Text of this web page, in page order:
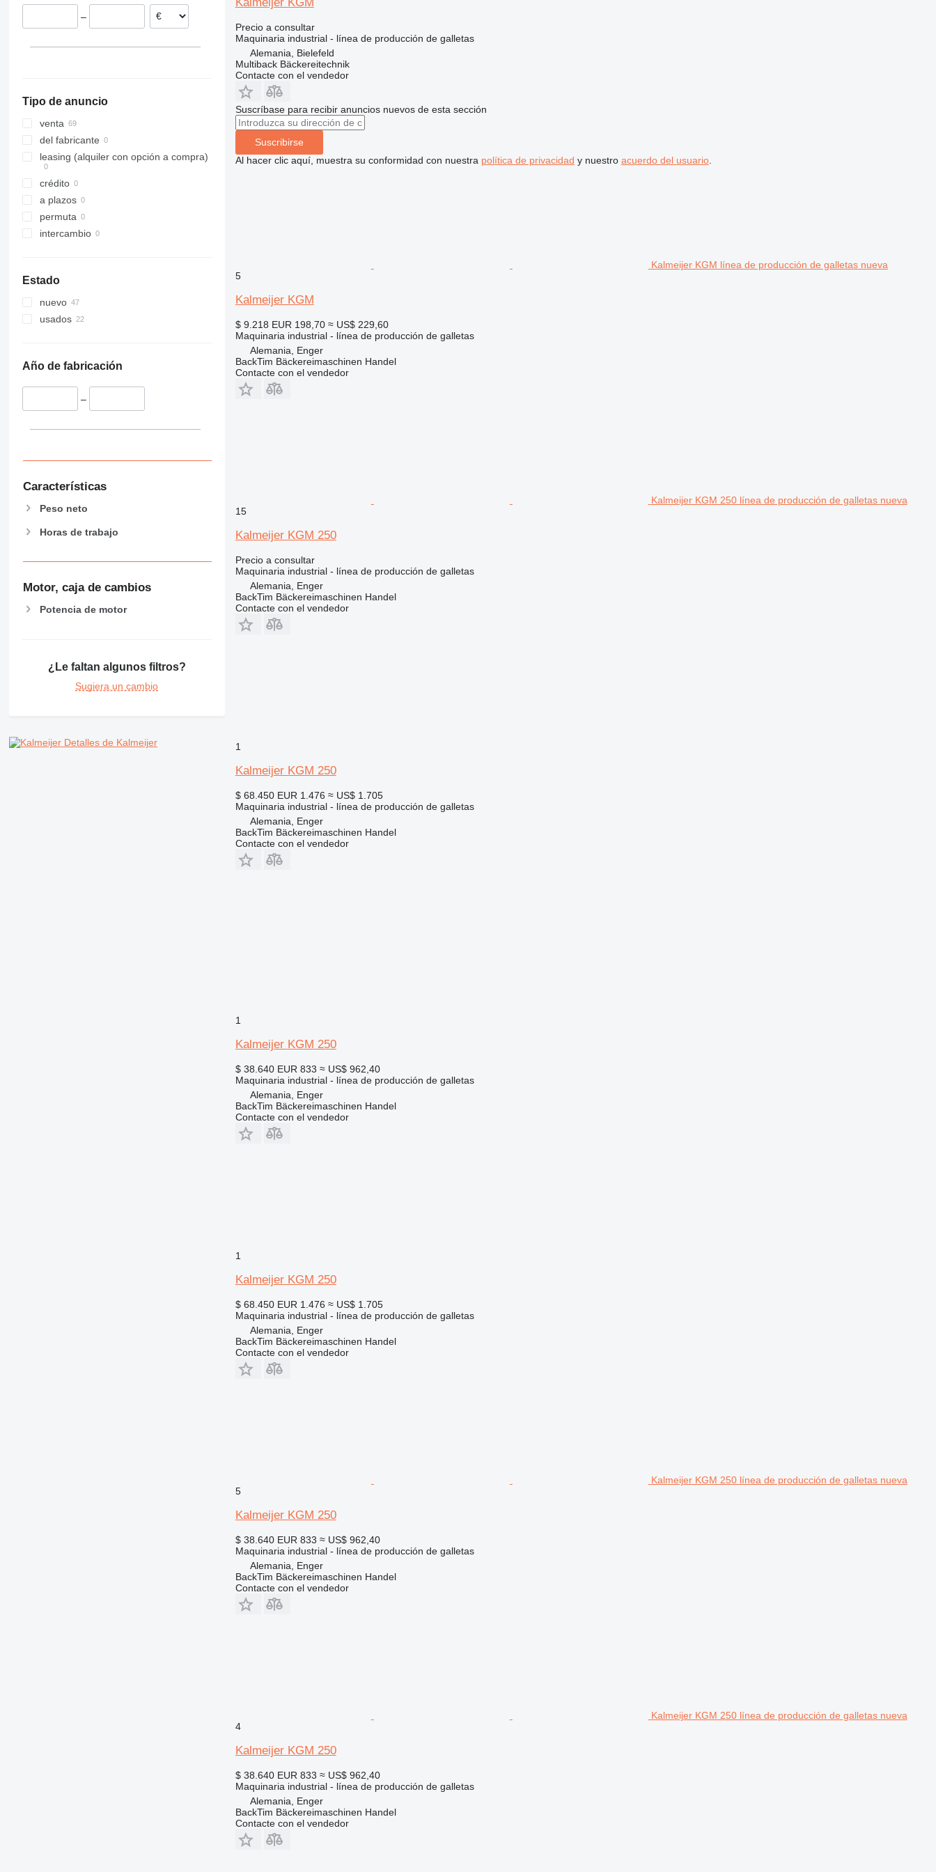
–
Tipo de anuncio
venta
del fabricante
leasing (alquiler con opción a compra)
crédito
a plazos
permuta
intercambio
Estado
nuevo
usados
Año de fabricación
–
Características
Peso neto
Horas de trabajo
Motor, caja de cambios
Potencia de motor
¿Le faltan algunos filtros?
Sugiera un cambio
Detalles de Kalmeijer
Precio a consultar
Maquinaria industrial - línea de producción de galletas
Alemania, Bielefeld
Multiback Bäckereitechnik
Contacte con el vendedor
Suscríbase para recibir anuncios nuevos de esta sección
Suscribirse
Al hacer clic aquí, muestra su conformidad con nuestra política de privacidad y nuestro acuerdo del usuario.
Kalmeijer KGM línea de producción de galletas nueva
5
Kalmeijer KGM
$ 9.218 EUR 198,70 ≈ US$ 229,60
Maquinaria industrial - línea de producción de galletas
Alemania, Enger
BackTim Bäckereimaschinen Handel
Contacte con el vendedor
Kalmeijer KGM 250 línea de producción de galletas nueva
15
Kalmeijer KGM 250
Precio a consultar
Maquinaria industrial - línea de producción de galletas
Alemania, Enger
BackTim Bäckereimaschinen Handel
Contacte con el vendedor
1
Kalmeijer KGM 250
$ 68.450 EUR 1.476 ≈ US$ 1.705
Maquinaria industrial - línea de producción de galletas
Alemania, Enger
BackTim Bäckereimaschinen Handel
Contacte con el vendedor
1
Kalmeijer KGM 250
$ 38.640 EUR 833 ≈ US$ 962,40
Maquinaria industrial - línea de producción de galletas
Alemania, Enger
BackTim Bäckereimaschinen Handel
Contacte con el vendedor
1
Kalmeijer KGM 250
$ 68.450 EUR 1.476 ≈ US$ 1.705
Maquinaria industrial - línea de producción de galletas
Alemania, Enger
BackTim Bäckereimaschinen Handel
Contacte con el vendedor
Kalmeijer KGM 250 línea de producción de galletas nueva
5
Kalmeijer KGM 250
$ 38.640 EUR 833 ≈ US$ 962,40
Maquinaria industrial - línea de producción de galletas
Alemania, Enger
BackTim Bäckereimaschinen Handel
Contacte con el vendedor
Kalmeijer KGM 250 línea de producción de galletas nueva
4
Kalmeijer KGM 250
$ 38.640 EUR 833 ≈ US$ 962,40
Maquinaria industrial - línea de producción de galletas
Alemania, Enger
BackTim Bäckereimaschinen Handel
Contacte con el vendedor